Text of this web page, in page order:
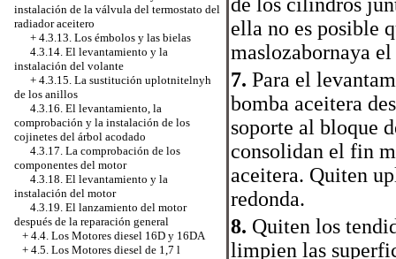
instalación de la válvula del termostato del
radiador aceitero
+ 4.3.13. Los émbolos y las bielas
4.3.14. El levantamiento y la
instalación del volante
+ 4.3.15. La sustitución uplotnitelnyh
de los anillos
4.3.16. El levantamiento, la
comprobación y la instalación de los
cojinetes del árbol acodado
4.3.17. La comprobación de los
componentes del motor
4.3.18. El levantamiento y la
instalación del motor
4.3.19. El lanzamiento del motor
después de la reparación general
+ 4.4. Los Motores diesel 16D y 16DА
+ 4.5. Los Motores diesel de 1,7 l
de los cilindros
ella no es posible
maslozabornaya
7. Para el
bomba aceitera
soporte al bloque
consolidan el fin
aceitera. Quiten
redonda.
8. Quiten los
limpien las